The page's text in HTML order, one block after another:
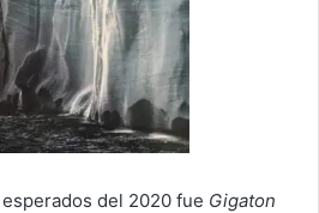
del 2020 fue Gigaton